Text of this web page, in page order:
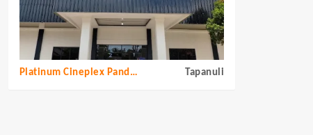
Platinum Cineplex Pandan Tapanuli Tengah Tapanuli